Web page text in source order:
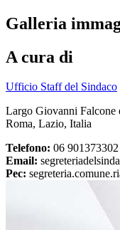
Galleria
A cura di
Ufficio Staff del Sindaco
Largo Giovanni Falcone
Roma, Lazio, Italia
Telefono: 06 901373302
Email:
Pec: